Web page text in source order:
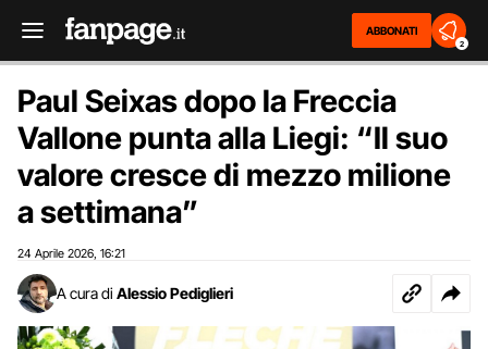
ABBONATI
2
Paul Seixas dopo la Freccia
Vallone punta alla Liegi: “Il suo
valore cresce di mezzo milione
a settimana”
24 Aprile 2026 16:21
A cura di Alessio Pediglieri